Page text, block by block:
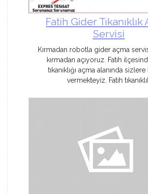
Fatih Gider Tıkanıklık
Servisi
Kırmadan robotla gider açma
kırmadan açıyoruz. Fatih
tıkanıklığı açma alanında
vermekteyiz. Fatih